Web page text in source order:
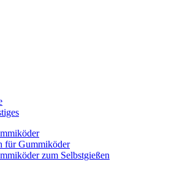
für Gummiköder
zum Selbstgießen